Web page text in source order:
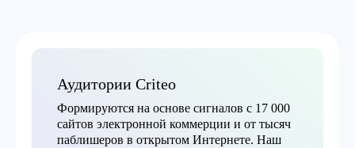
Аудитории Criteo
Формируются на основе сигналов с 17 000
сайтов электронной коммерции и от тысяч
паблишеров в открытом Интернете. Наш